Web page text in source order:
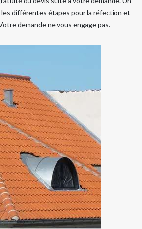
différentes étapes pour la réfection et
demande ne vous engage pas.